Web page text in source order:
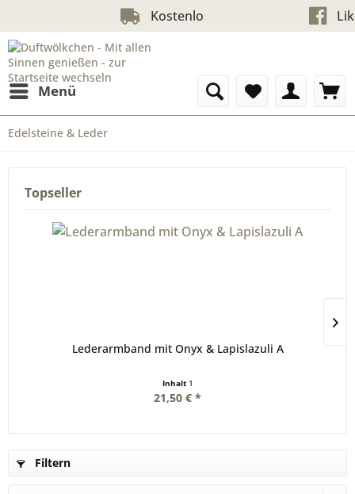
Kostenloser Versand ab 60 €uro
Menü
Edelsteine & Leder
Topseller
Lederarmband mit Onyx & Lapislazuli A
Inhalt 1
21,50 € *
Filtern